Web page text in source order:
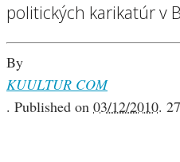
politických karikatúr v
By
KUULTUR COM
. Published on 03/12/2010.